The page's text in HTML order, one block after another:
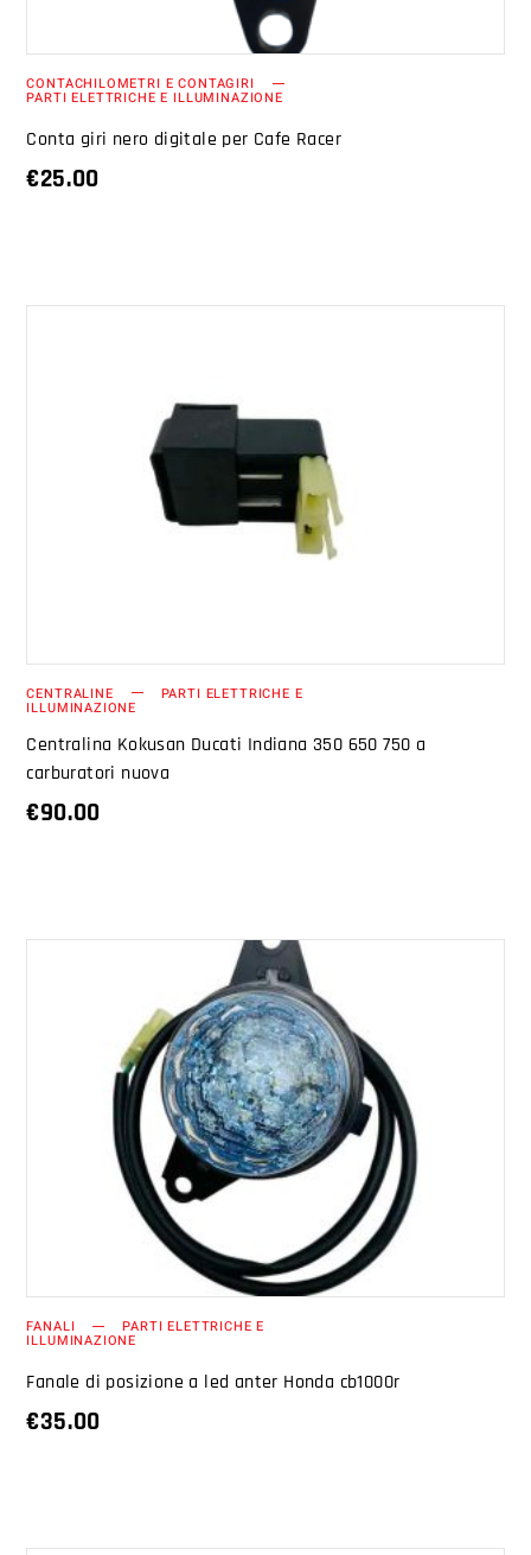
CONTACHILOMETRI E CONTAGIRI
PARTI ELETTRICHE E ILLUMINAZIONE
Conta giri nero digitale per Cafe Racer
€25.00
AGGIUNGI AL CARRELLO
CENTRALINE PARTI ELETTRICHE E
ILLUMINAZIONE
Centralina Kokusan Ducati Indiana 350 650 750 a
carburatori nuova
€90.00
AGGIUNGI AL CARRELLO
FANALI PARTI ELETTRICHE E
ILLUMINAZIONE
Fanale di posizione a led anter Honda cb1000r
€35.00